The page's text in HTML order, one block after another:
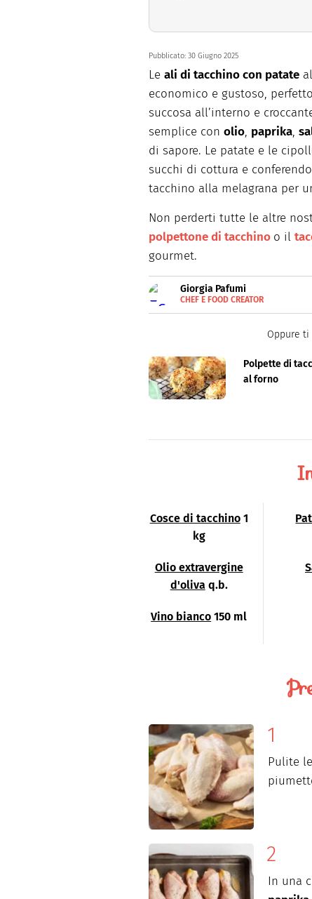
Pubblicato: 30 Giugno 2025
Le ali di tacchino con patate
economico e gustoso,
succosa all’interno e
semplice con olio, paprika,
di sapore. Le patate e le
succhi di cottura e
tacchino alla melagrana per
Non perderti tutte le altre
polpettone di tacchino o il
gourmet.
Giorgia Pafumi
CHEF E FOOD CREATOR
Giorgia Pafumi è una "chef
Oppure
Polpette di
al forno
Cosce di tacchino 1
kg
Olio extravergine
d'oliva q.b.
Vino bianco 150 ml
Pulite le
In una